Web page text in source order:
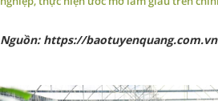
Nguồn: https://baotuyenquang.com.vn